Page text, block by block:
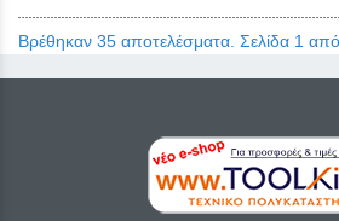
Βρέθηκαν 35 αποτελέσματα. Σελίδα 1